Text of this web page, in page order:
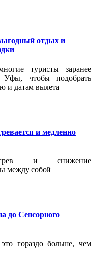
отдых и
туристы заранее
чтобы подобрать
и датам вылета
и медленно
и снижение
между собой
до Сенсорного
гораздо больше, чем